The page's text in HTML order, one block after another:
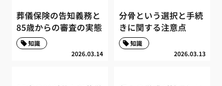
葬儀保険の告知義務と
85歳からの審査の実態
2026.03.14
知識
分骨という選択と手続
きに関する注意点
2026.03.13
知識